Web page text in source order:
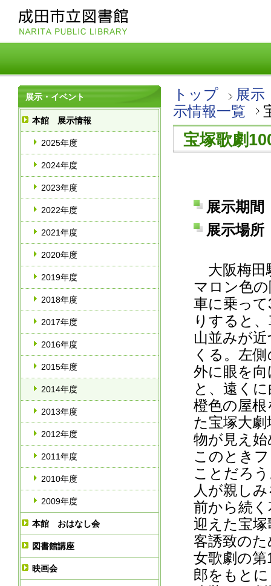
展示・イベント
本館 展示情報
2025年度
2024年度
2023年度
2022年度
2021年度
2020年度
2019年度
2018年度
2017年度
2016年度
2015年度
2014年度
2013年度
2012年度
2011年度
2010年度
2009年度
本館 おはなし会
図書館講座
映画会
トップ
展示
示情報一覧
宝塚歌劇
展示期間
展示場所
大阪梅田
マロン色
車に乗って
りすると
山並みが
くる。左
外に眼を
と、遠く
橙色の屋
た宝塚大劇
物が見え
このとき
ことだろ
人が親し
前から続
迎えた宝
客誘致の
女歌劇の
郎をもと